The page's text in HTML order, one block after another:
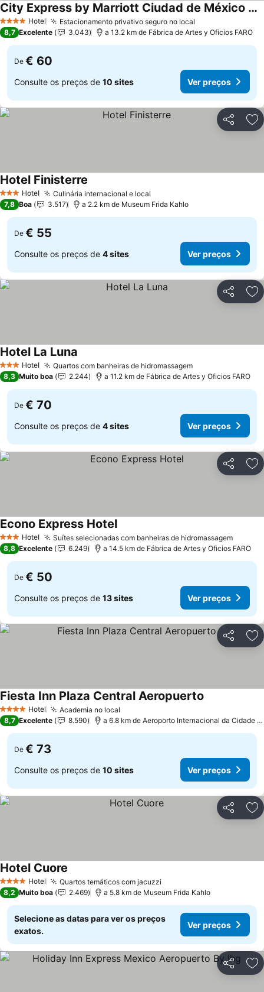
4 EstrelasHotel Estacionamento privativo seguro no local
City Express by Marriott Ciudad de México Tlalpan
Ver preços
8,7 Excelente 3.043 a 13.2 km de Fábrica de Artes y Oficios FARO
De € 60
Consulte os preços de 10 sites Ver preços
Partilhar
3 EstrelasHotel Culinária internacional e local
Hotel Finisterre
7,8 Boa 3.517 a 2.2 km de Museum Frida Kahlo
De € 55
Consulte os preços de 4 sites Ver preços
Partilhar
3 EstrelasHotel Quartos com banheiras de hidromassagemVer preços
Hotel La Luna
8,3 Muito boa 2.244 a 11.2 km de Fábrica de Artes y Oficios FARO
De € 70
Consulte os preços de 4 sites Ver preços
Partilhar
3 EstrelasHotel Suítes selecionadas com banheiras de hidromassagemVer
Econo Express HotelVer preços
8,8 Excelente 6.249 a 14.5 km de Fábrica de Artes y Oficios FARO
De € 50
Consulte os preços de 13 sites Ver preços
Partilhar
4 EstrelasHotel Academia no local
Fiesta Inn Plaza Central Aeropuerto
8,7 Excelente 8.590 a 6.8 km de Aeroporto Internacional da Cidade
De € 73
Consulte os preços de 10 sites Ver preços
Partilhar
4 EstrelasHotel Quartos temáticos com jacuzzi
Hotel Cuore
8,2 Muito boa 2.469 a 5.8 km de Museum Frida Kahlo
Selecione as datas para ver os preços
exatos.
Ver preços
Partilhar